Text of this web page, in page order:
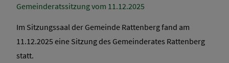
Gemeinderatssitzung vom 11.12.2025
Im Sitzungssaal der Gemeinde Rattenberg fand am
11.12.2025 eine Sitzung des Gemeinderates Rattenberg
statt.